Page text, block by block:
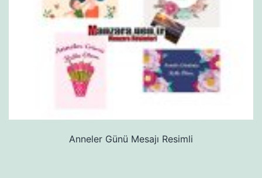
Anneler Günü Mesajı Resimli